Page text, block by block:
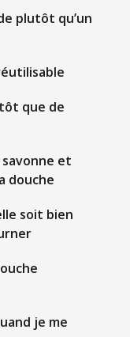
plutôt qu’un
que de
savonne et
douche
soit bien
je me